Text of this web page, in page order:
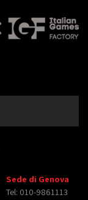
Sede di Genova
Tel: 010-9861113